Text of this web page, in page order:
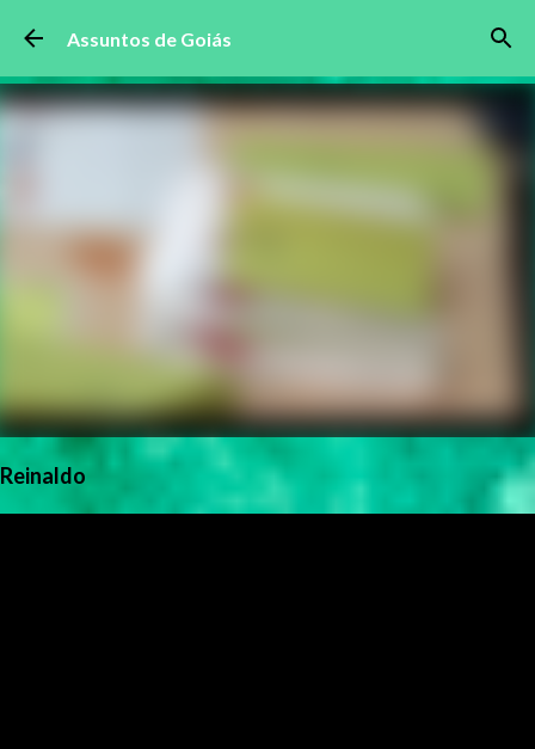
Pular para o conteúdo principal
Assuntos de Goiás
Reinaldo